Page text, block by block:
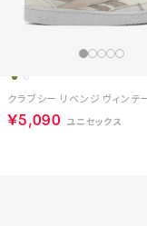
￥5,090